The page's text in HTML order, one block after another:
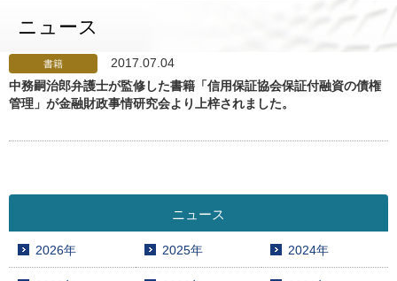
a
ニュース
書籍
2017.07.04
中務嗣治郎弁護士が監修した書籍「信用保証協会保証付融資の債権
管理」が金融財政事情研究会より上梓されました。
ニュース
2026年 2025年 2024年